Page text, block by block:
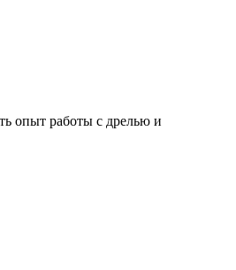
опыт работы с дрелью и